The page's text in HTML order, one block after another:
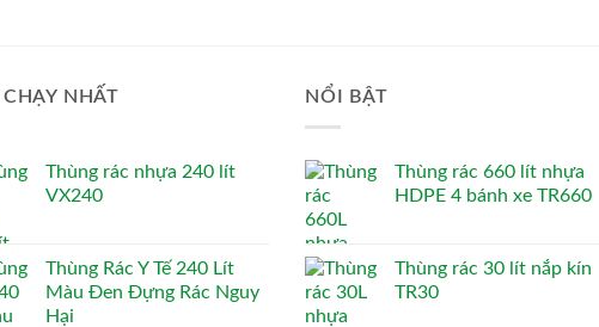
CHẠY NHẤT
Thùng rác nhựa 240 lít
VX240
Thùng Rác Y Tế 240 Lít
Màu Đen Đựng Rác Nguy
Hại
NỔI BẬT
Thùng rác 660 lít nhựa
HDPE 4 bánh xe TR660
Thùng rác 30 lít nắp kín
TR30